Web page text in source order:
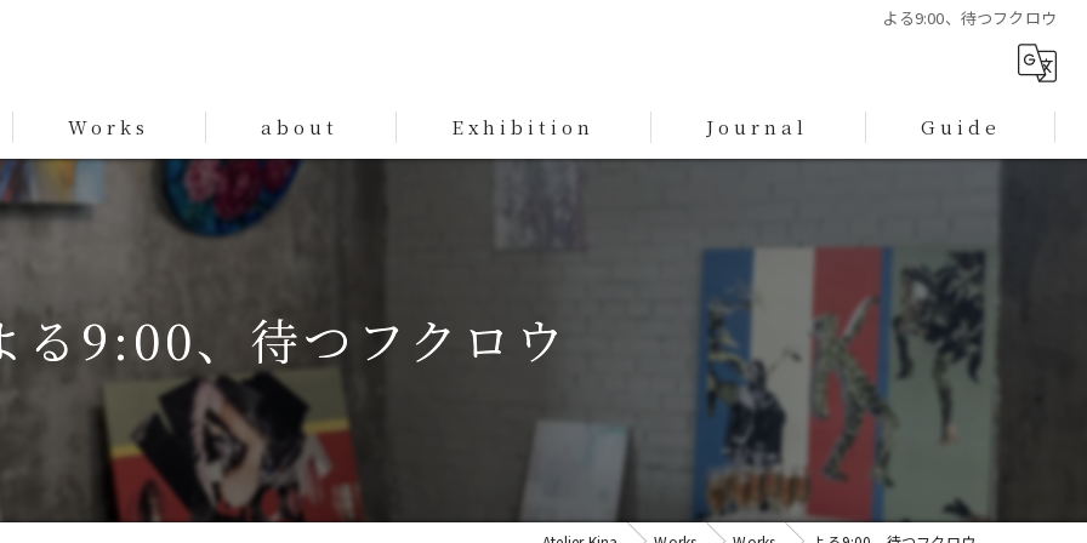
よる9:00、待つフクロウ
Works
Works
about Exhibition Journal Guide
特定商取引に基づく表記
る9:00、待つフクロウ